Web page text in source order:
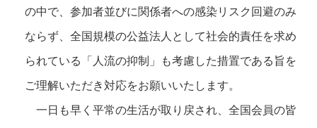
の中で、参加者並びに関係者への感染リスク回避のみ
ならず、全国規模の公益法人として社会的責任を求め
られている「人流の抑制」も考慮した措置である旨を
ご理解いただき対応をお願いいたします。
一日も早く平常の生活が取り戻され、全国会員の皆